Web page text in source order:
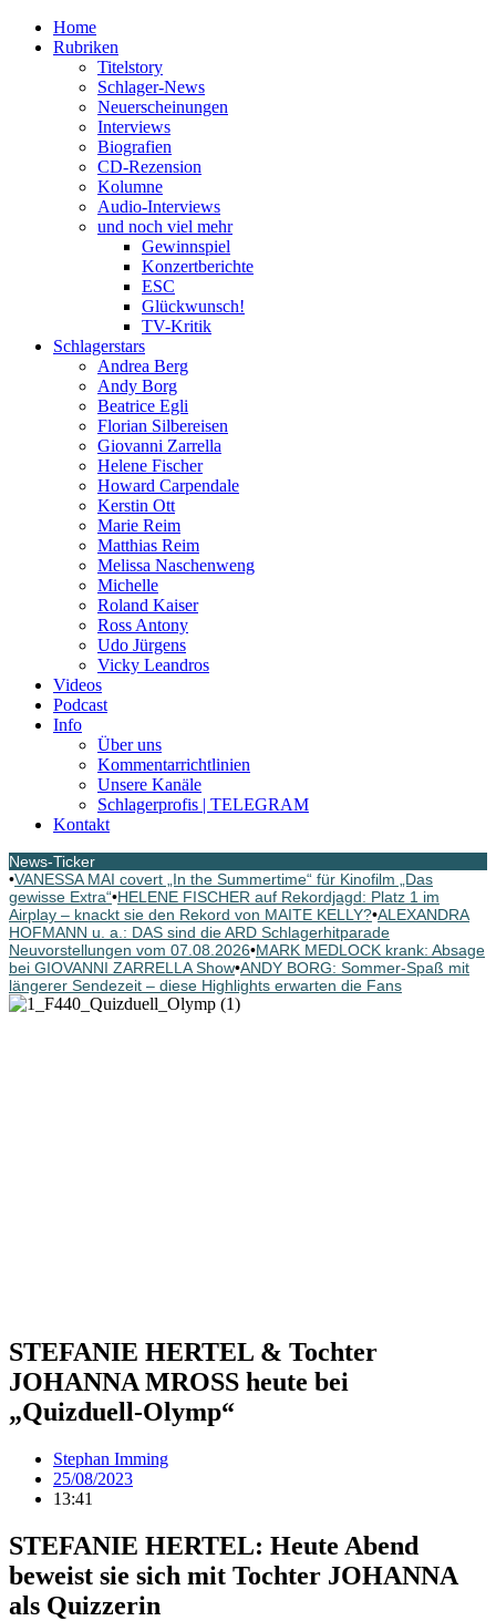
Home
Rubriken
Titelstory
Schlager-News
Neuerscheinungen
Interviews
Biografien
CD-Rezension
Kolumne
Audio-Interviews
und noch viel mehr
Gewinnspiel
Konzertberichte
ESC
Glückwunsch!
TV-Kritik
Schlagerstars
Andrea Berg
Andy Borg
Beatrice Egli
Florian Silbereisen
Giovanni Zarrella
Helene Fischer
Howard Carpendale
Kerstin Ott
Marie Reim
Matthias Reim
Melissa Naschenweng
Michelle
Roland Kaiser
Ross Antony
Udo Jürgens
Vicky Leandros
Videos
Podcast
Info
Über uns
Kommentarrichtlinien
Unsere Kanäle
Schlagerprofis | TELEGRAM
Kontakt
News-Ticker
•VANESSA MAI covert „In the Summertime“ für Kinofilm „Das
gewisse Extra“•HELENE FISCHER auf Rekordjagd: Platz 1 im
Airplay – knackt sie den Rekord von MAITE KELLY?•ALEXANDRA
HOFMANN u. a.: DAS sind die ARD Schlagerhitparade
Neuvorstellungen vom 07.08.2026•MARK MEDLOCK krank: Absage
bei GIOVANNI ZARRELLA Show•ANDY BORG: Sommer-Spaß mit
längerer Sendezeit – diese Highlights erwarten die Fans
STEFANIE HERTEL & Tochter
JOHANNA MROSS heute bei
„Quizduell-Olymp“
Stephan Imming
25/08/2023
13:41
STEFANIE HERTEL: Heute Abend
beweist sie sich mit Tochter JOHANNA
als Quizzerin